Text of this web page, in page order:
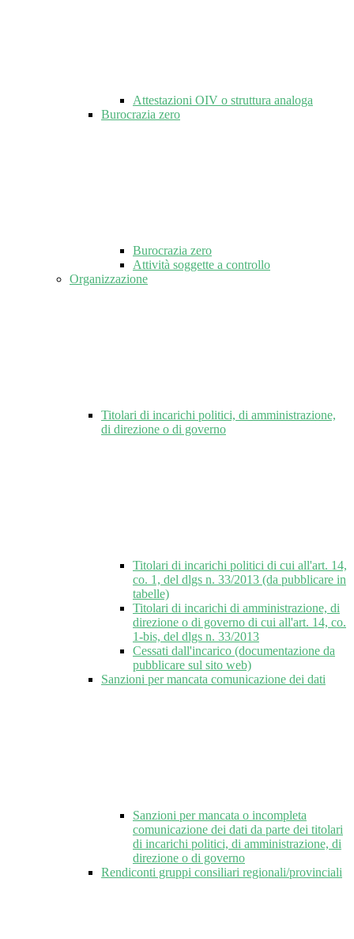
Attestazioni OIV o struttura analoga
Burocrazia zero
Burocrazia zero
Attività soggette a controllo
Organizzazione
Titolari di incarichi politici, di amministrazione,
di direzione o di governo
Titolari di incarichi politici di cui all'art. 14,
co. 1, del dlgs n. 33/2013 (da pubblicare in
tabelle)
Titolari di incarichi di amministrazione, di
direzione o di governo di cui all'art. 14, co.
1-bis, del dlgs n. 33/2013
Cessati dall'incarico (documentazione da
pubblicare sul sito web)
Sanzioni per mancata comunicazione dei dati
Sanzioni per mancata o incompleta
comunicazione dei dati da parte dei titolari
di incarichi politici, di amministrazione, di
direzione o di governo
Rendiconti gruppi consiliari regionali/provinciali